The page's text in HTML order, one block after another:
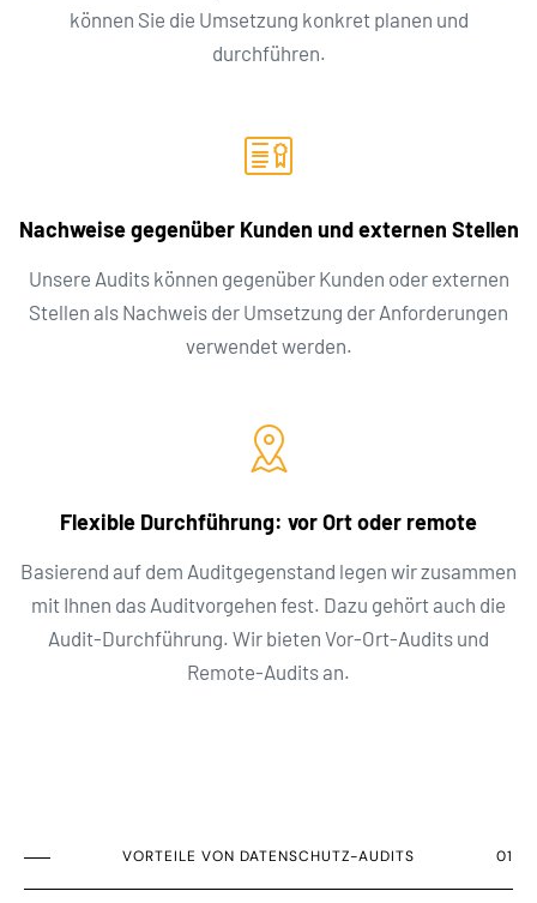
können Sie die Umsetzung konkret planen und
durchführen.
Nachweise gegenüber Kunden und externen Stellen
Unsere Audits können gegenüber Kunden oder externen
Stellen als Nachweis der Umsetzung der Anforderungen
verwendet werden.
Flexible Durchführung: vor Ort oder remote
Basierend auf dem Auditgegenstand legen wir zusammen
mit Ihnen das Auditvorgehen fest. Dazu gehört auch die
Audit-Durchführung. Wir bieten Vor-Ort-Audits und
Remote-Audits an.
VORTEILE VON DATENSCHUTZ-AUDITS 01